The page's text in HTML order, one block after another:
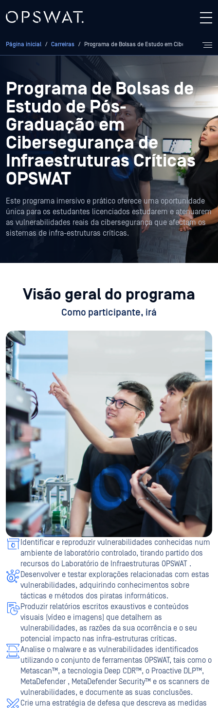
Página inicial / Carreiras / Programa de Bolsas de Estudo em Cibersegurança
Programa de Bolsas de
Estudo de Pós-
Graduação em
Cibersegurança de
Infraestruturas Críticas
OPSWAT
Este programa imersivo e prático oferece uma oportunidade
única para os estudantes licenciados estudarem e atenuarem
as vulnerabilidades reais da cibersegurança que afectam os
sistemas de infra-estruturas críticas.
Visão geral do programa
Como participante, irá
Identificar e reproduzir vulnerabilidades conhecidas num
ambiente de laboratório controlado, tirando partido dos
recursos do Laboratório de Infraestruturas OPSWAT .
Desenvolver e testar explorações relacionadas com estas
vulnerabilidades, adquirindo conhecimentos sobre
tácticas e métodos dos piratas informáticos.
Produzir relatórios escritos exaustivos e conteúdos
visuais (vídeo e imagens) que detalhem as
vulnerabilidades, as razões da sua ocorrência e o seu
potencial impacto nas infra-estruturas críticas.
Analise o malware e as vulnerabilidades identificados
utilizando o conjunto de ferramentas OPSWAT, tais como o
Metascan™, a tecnologia Deep CDR™, o Proactive DLP™,
MetaDefender , MetaDefender Security™ e os scanners de
vulnerabilidades, e documente as suas conclusões.
Crie uma estratégia de defesa que descreva as medidas